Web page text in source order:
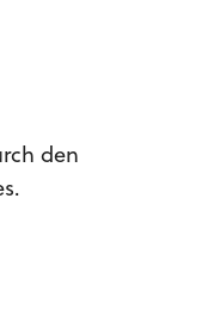
den